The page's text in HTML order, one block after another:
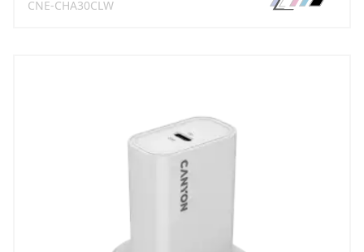
CNE-CHA30CLW